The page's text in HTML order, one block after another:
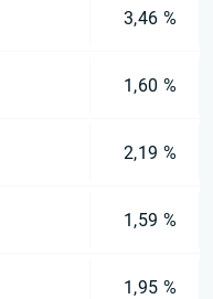
3,46 %
1,60 %
2,19 %
1,59 %
1,95 %